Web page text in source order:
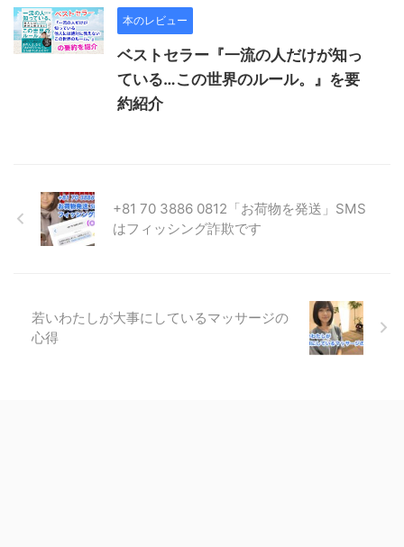
本のレビュー
ベストセラー『一流の人だけが知っ
ている…この世界のルール。』を要
約紹介
+81 70 3886 0812「お荷物を発送」SMS
はフィッシング詐欺です
若いわたしが大事にしているマッサージの
心得